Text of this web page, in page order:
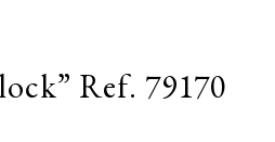
Ref. 79170